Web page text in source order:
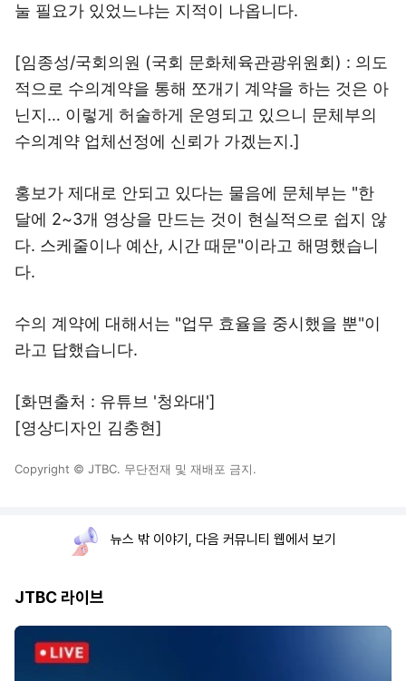
눌 필요가 있었느냐는 지적이 나옵니다.
[임종성/국회의원 (국회 문화체육관광위원회) : 의도
적으로 수의계약을 통해 쪼개기 계약을 하는 것은 아
닌지… 이렇게 허술하게 운영되고 있으니 문체부의
수의계약 업체선정에 신뢰가 가겠는지.]
홍보가 제대로 안되고 있다는 물음에 문체부는 "한
달에 2~3개 영상을 만드는 것이 현실적으로 쉽지 않
다. 스케줄이나 예산, 시간 때문"이라고 해명했습니
다.
수의 계약에 대해서는 "업무 효율을 중시했을 뿐"이
라고 답했습니다.
[화면출처 : 유튜브 '청와대']
[영상디자인 김충현]
Copyright © JTBC. 무단전재 및 재배포 금지.
뉴스 밖 이야기, 다음 커뮤니티 웹에서 보기
JTBC 라이브